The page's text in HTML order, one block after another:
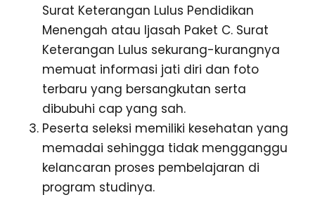
Surat Keterangan Lulus Pendidikan
Menengah atau Ijasah Paket C. Surat
Keterangan Lulus sekurang-kurangnya
memuat informasi jati diri dan foto
terbaru yang bersangkutan serta
dibubuhi cap yang sah.
Peserta seleksi memiliki kesehatan yang
memadai sehingga tidak mengganggu
kelancaran proses pembelajaran di
program studinya.